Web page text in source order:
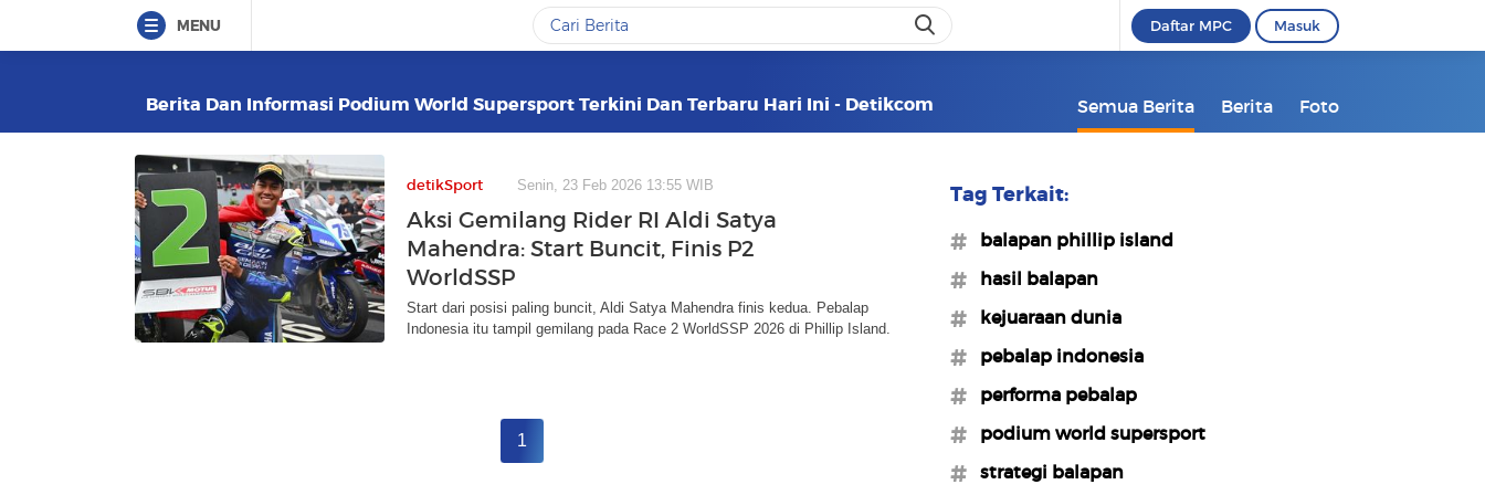
MENU Daftar MPC Masuk
Berita Dan Informasi Podium World Supersport Terkini Dan Terbaru Hari Ini - Detikcom Semua Berita Berita Foto
detikSport Senin, 23 Feb 2026 13:55 WIB
Aksi Gemilang Rider RI Aldi Satya
Mahendra: Start Buncit, Finis P2
WorldSSP
Start dari posisi paling buncit, Aldi Satya Mahendra finis kedua. Pebalap
Indonesia itu tampil gemilang pada Race 2 WorldSSP 2026 di Phillip Island.
1
Tag Terkait:
#balapan phillip island
#hasil balapan
#kejuaraan dunia
#pebalap indonesia
#performa pebalap
#podium world supersport
#strategi balapan